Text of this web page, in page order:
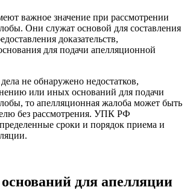
важное значение при рассмотрении
Они служат основой для составления
доказательств,
для подачи апелляционной
не обнаружено недостатков,
или иных оснований для подачи
то апелляционная жалоба может быть
без рассмотрения. УПК РФ
сроки и порядок приема и
для апелляции